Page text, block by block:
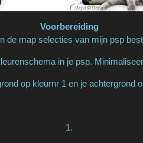
Voorbereiding
de map selecties van mijn psp
in je psp.
op kleurnr 1 en je achtergrond
1.